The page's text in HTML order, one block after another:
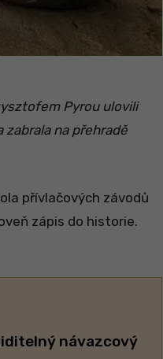
Pyrou ulovili
zabrala na přehradě
přívlačových závodů
zápis do historie.
návazcový